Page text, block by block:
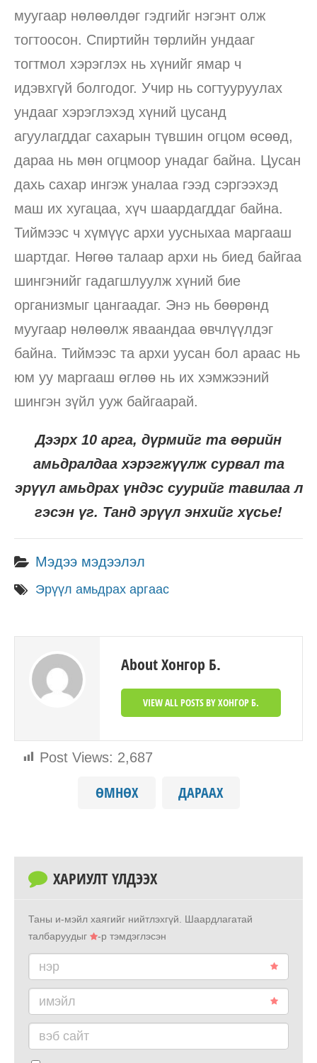
муугаар нөлөөлдөг гэдгийг нэгэнт олж
тогтоосон. Спиртийн төрлийн ундааг
тогтмол хэрэглэх нь хүнийг ямар ч
идэвхгүй болгодог. Учир нь согтууруулах
ундааг хэрэглэхэд хүний цусанд
агуулагддаг сахарын түвшин огцом өсөөд,
дараа нь мөн огцмоор унадаг байна. Цусан
дахь сахар ингэж уналаа гээд сэргээхэд
маш их хугацаа, хүч шаардагддаг байна.
Тиймээс ч хүмүүс архи уусныхаа маргааш
шартдаг. Нөгөө талаар архи нь биед байгаа
шингэнийг гадагшлуулж хүний бие
организмыг цангаадаг. Энэ нь бөөрөнд
муугаар нөлөөлж яваандаа өвчлүүлдэг
байна. Тиймээс та архи уусан бол араас нь
юм уу маргааш өглөө нь их хэмжээний
шингэн зүйл ууж байгаарай.
Дээрх 10 арга, дүрмийг та өөрийн
амьдралдаа хэрэгжүүлж сурвал та
эрүүл амьдрах үндэс суурийг тавилаа л
гэсэн үг. Танд эрүүл энхийг хүсье!
Post Views: 2,687
Мэдээ мэдээлэл
Эрүүл амьдрах аргаас
About Хонгор Б.
VIEW ALL POSTS BY ХОНГОР Б.
ӨМНӨХ ДАРААХ
ХАРИУЛТ ҮЛДЭЭХ
Таны и-мэйл хаягийг нийтлэхгүй.
Шаардлагатай
талбаруудыг
-р тэмдэглэсэн
нэр
имэйл
вэб сайт